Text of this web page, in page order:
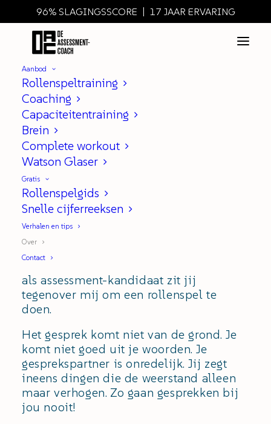
96% SLAGINGSSCORE | 17 JAAR ERVARING
Aanbod
Rollenspeltraining
Coaching
Capaciteitentraining
Brein
Complete workout
Watson Glaser
Gratis
Rollenspelgids
Snelle cijferreeksen
Verhalen en tips
Over
Contact
Dit is wie ik ben. En
waarom ik dit doe.
Ik ben Suzanne. Assessment coach ·
trainer · schrijver · enthousiast
boulderaar.
Stel je voor,
als assessment-kandidaat zit jij
tegenover mij om een rollenspel te
doen.
Het gesprek komt niet van de grond. Je
komt niet goed uit je woorden. Je
gesprekspartner is onredelijk. Jij zegt
ineens dingen die de weerstand alleen
maar verhogen. Zo gaan gesprekken bij
jou nooit!